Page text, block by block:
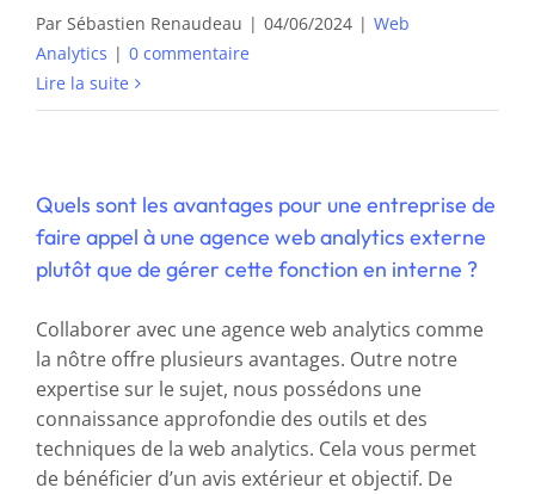
Par Sébastien Renaudeau | 04/06/2024 | Web
Analytics | 0 commentaire
Lire la suite
Quels sont les avantages pour une entreprise de
faire appel à une agence web analytics externe
plutôt que de gérer cette fonction en interne ?
Collaborer avec une agence web analytics comme
la nôtre offre plusieurs avantages. Outre notre
expertise sur le sujet, nous possédons une
connaissance approfondie des outils et des
techniques de la web analytics. Cela vous permet
de bénéficier d’un avis extérieur et objectif. De